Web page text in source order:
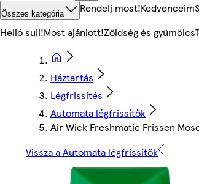
Összes kategória Rendelj most!Kedvenceim
Helló suli!Most ajánlott!Zöldség és gyümölcs
Háztartás
Légfrissítés
Automata légfrissítők
Air Wick Freshmatic Frissen
Vissza a Automata légfrissítők